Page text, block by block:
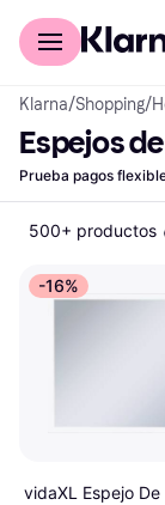
Comprar con Klarna
Klarna/Shopping/
Espejos
Prueba pagos
500+ productos
-16%
vidaXL Espejo